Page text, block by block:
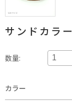
サンドカラー
数量:
カラー